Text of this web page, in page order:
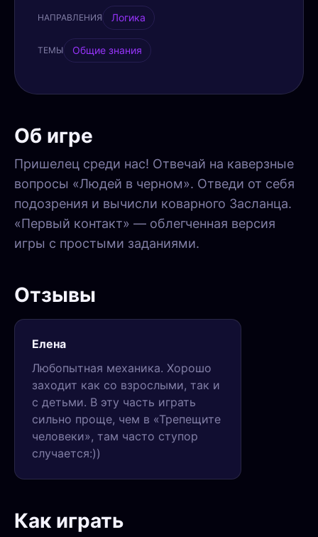
НАПРАВЛЕНИЯ Логика
ТЕМЫ Общие знания
Об игре
Пришелец среди нас! Отвечай на каверзные
вопросы «Людей в черном». Отведи от себя
подозрения и вычисли коварного Засланца.
«Первый контакт» — облегченная версия
игры с простыми заданиями.
Отзывы
Елена
Любопытная механика. Хорошо
заходит как со взрослыми, так и
с детьми. В эту часть играть
сильно проще, чем в «Трепещите
человеки», там часто ступор
случается:))
Как играть